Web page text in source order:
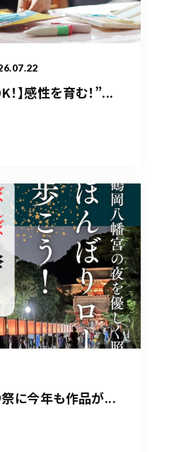
】感性を育む！”...
祭に今年も作品が...